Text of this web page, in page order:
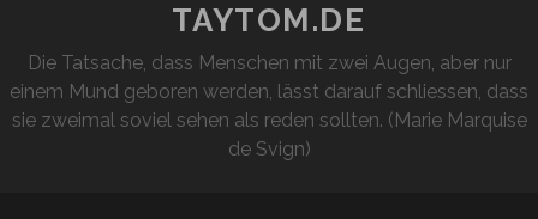
TAYTOM.DE
Die Tatsache, dass Menschen mit zwei Augen, aber nur
einem Mund geboren werden, lässt darauf schliessen, dass
sie zweimal soviel sehen als reden sollten. (Marie Marquise
de Svign)